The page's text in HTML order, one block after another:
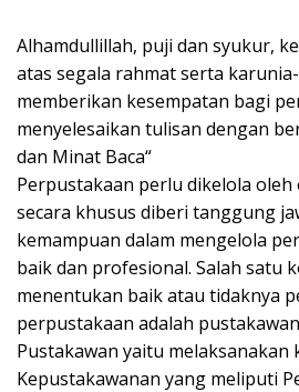
Alhamdullillah, puji dan syukur,
atas segala rahmat serta
memberikan kesempatan bagi
menyelesaikan tulisan dengan
dan Minat Baca“
Perpustakaan perlu dikelola
secara khusus diberi tanggung
kemampuan dalam mengelola
baik dan profesional. Salah satu
menentukan baik atau tidaknya
perpustakaan adalah
Pustakawan yaitu melaksanakan
Kepustakawanan yang meliputi